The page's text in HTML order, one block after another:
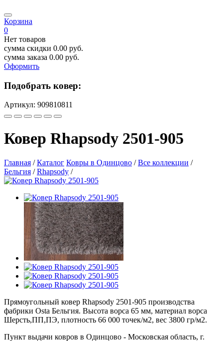
Корзина
0
Нет товаров
сумма скидки 0.00 руб.
сумма заказа 0.00 руб.
Оформить
Подобрать ковер:
Артикул: 909810811
Ковер Rhapsody 2501-905
Главная / Каталог Ковры в Одинцово / Все коллекции /
Бельгия / Rhapsody /
Прямоугольный ковер Rhapsody 2501-905 производства
фабрики Osta Бельгия. Высота ворса 65 мм, материал ворса
Шерсть,ПП,ПЭ, плотность 66 000 точек/м2, вес 3800 гр/м2.
Пункт выдачи ковров в Одинцово - Московская область, г.